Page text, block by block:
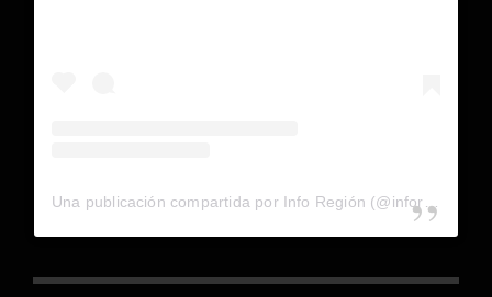
Una publicación compartida por Info Región (@inforegion_redes)